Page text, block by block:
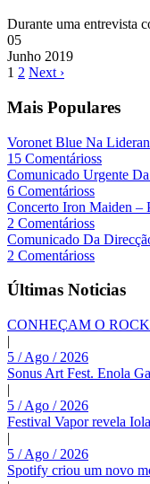
Durante uma entrevista
05
Junho 2019
1 2 Next ›
Mais Populares
Voronet Blue Na
15 Comentárioss
Comunicado Urgente
6 Comentárioss
Concerto Iron Maiden
2 Comentárioss
Comunicado Da
2 Comentárioss
Últimas Noticias
CONHEÇAM O
|
5 / Ago / 2026
Sonus Art Fest. Enola
|
5 / Ago / 2026
Festival Vapor revela
|
5 / Ago / 2026
Spotify criou um novo